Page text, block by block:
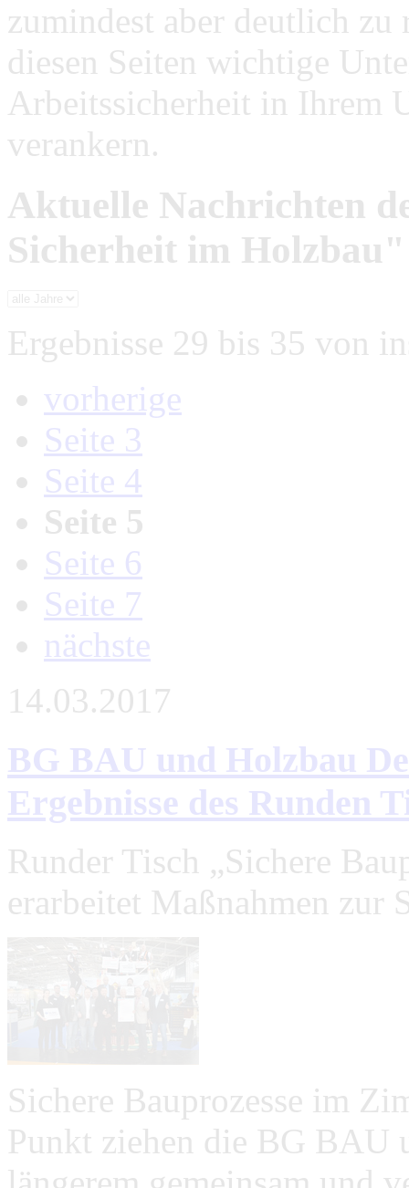
zumindest aber deutlich
diesen Seiten wichtige
Arbeitssicherheit in Ihrem
verankern.
Aktuelle Nachrichten
Sicherheit im Holzbau"
Ergebnisse 29 bis 35 von
vorherige
Seite 3
Seite 4
Seite 5
Seite 6
Seite 7
nächste
14.03.2017
BG BAU und Holzbau
Ergebnisse des Runden
Runder Tisch „Sichere
erarbeitet Maßnahmen zur
Sichere Bauprozesse im
Punkt ziehen die BG BAU